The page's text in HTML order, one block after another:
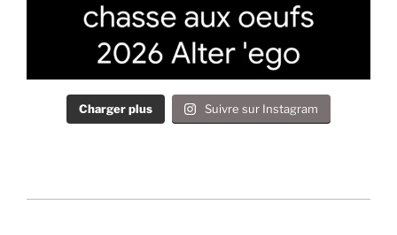
Charger plus Suivre sur Instagram